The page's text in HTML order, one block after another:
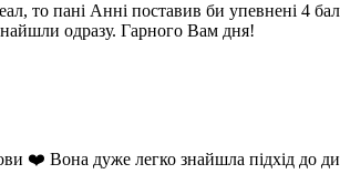
то пані Анні поставив би упевнені 4
одразу. Гарного Вам дня!
❤️ Вона дуже легко знайшла підхід до